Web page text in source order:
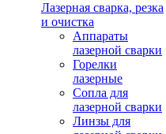
Лазерная сварка, резка
и очистка
Аппараты
лазерной сварки
Горелки
лазерные
Сопла для
лазерной сварки
Линзы для